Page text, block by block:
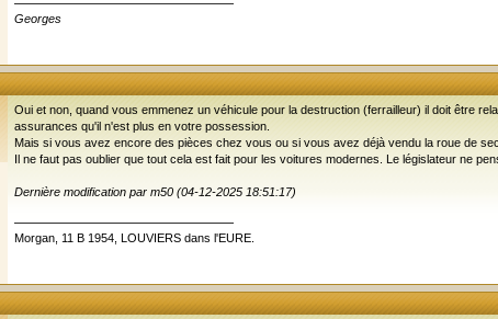
Georges
Oui et non, quand vous emmenez un véhicule pour la destruction (ferrailleur) il doit être
assurances qu'il n'est plus en votre possession.
Mais si vous avez encore des pièces chez vous ou si vous avez déjà vendu la roue de
Il ne faut pas oublier que tout cela est fait pour les voitures modernes. Le législateur ne
Dernière modification par m50 (04-12-2025 18:51:17)
Morgan, 11 B 1954, LOUVIERS dans l'EURE.